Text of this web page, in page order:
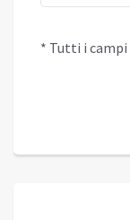
* Tutti i